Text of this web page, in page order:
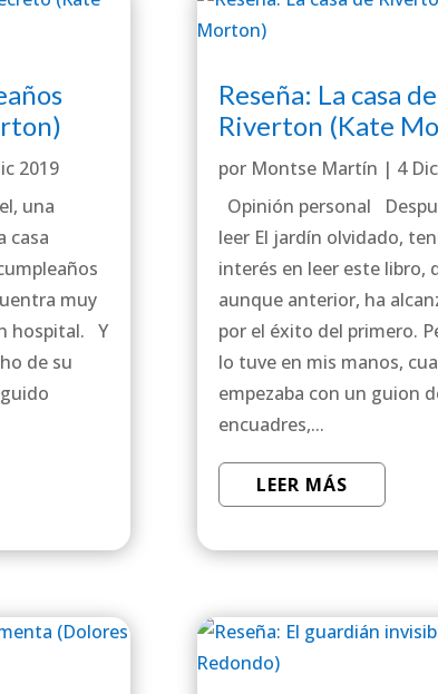
2019
una
casa
muy
hospital. Y
de su
Reseña: La casa de
Riverton (Kate
por Montse Martín | 4
Opinión personal
leer El jardín olvidado,
interés en leer este libro,
aunque anterior, ha
por el éxito del primero.
lo tuve en mis manos,
empezaba con un guion
encuadres,...
LEER MÁS